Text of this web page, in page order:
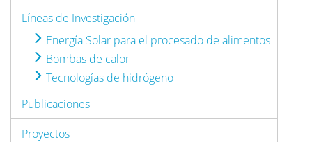
Líneas de Investigación
Energía Solar para el procesado de alimentos
Bombas de calor
Tecnologías de hidrógeno
Publicaciones
Proyectos